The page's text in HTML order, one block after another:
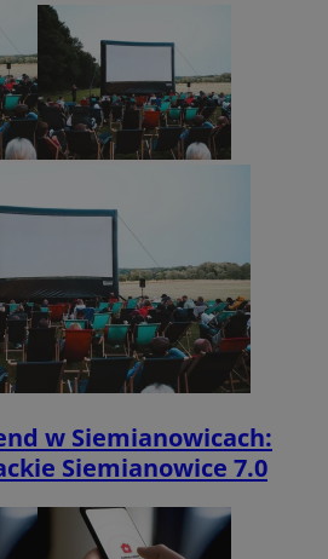
w Siemianowicach:
Siemianowice 7.0